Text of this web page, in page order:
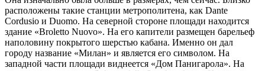
расположены такие станции метрополитена, как Dante
Cordusio и Duomo. На северной стороне площади находится
здание «Broletto Nuovo». На его капители размещен барельеф
наполовину покрытого шерстью кабана. Именно он дал
городу название «Милан» и является его символом. На
западной части площади виднеется «Дом Панигарола». На